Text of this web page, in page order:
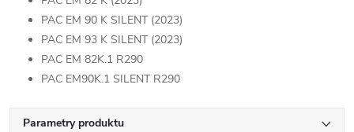
PAC EM 90 K SILENT (2023)
PAC EM 93 K SILENT (2023)
PAC EM 82K.1 R290
PAC EM90K.1 SILENT R290
Parametry produktu